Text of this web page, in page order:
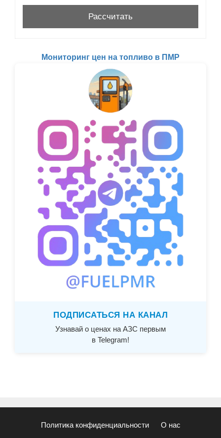
Мониторинг цен на топливо в ПМР
ПОДПИСАТЬСЯ НА КАНАЛ
Узнавай о ценах на АЗС первым
в Telegram!
Политика конфиденциальности О нас